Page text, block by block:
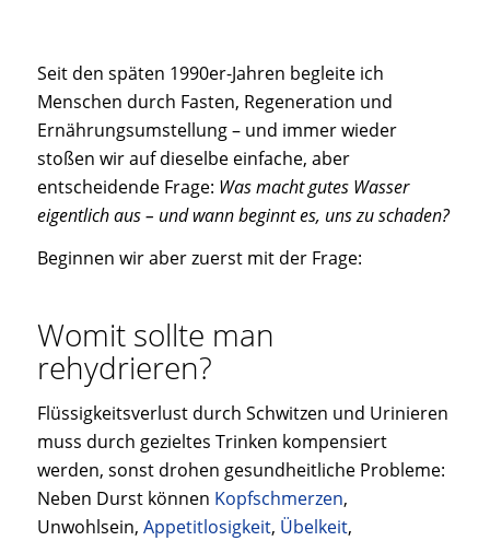
Seit den späten 1990er-Jahren begleite ich
Menschen durch Fasten, Regeneration und
Ernährungsumstellung – und immer wieder
stoßen wir auf dieselbe einfache, aber
entscheidende Frage: Was macht gutes Wasser
eigentlich aus – und wann beginnt es, uns zu schaden?
Beginnen wir aber zuerst mit der Frage:
Womit sollte man
rehydrieren?
Flüssigkeitsverlust durch Schwitzen und Urinieren
muss durch gezieltes Trinken kompensiert
werden, sonst drohen gesundheitliche Probleme:
Neben Durst können Kopfschmerzen,
Unwohlsein, Appetitlosigkeit, Übelkeit,